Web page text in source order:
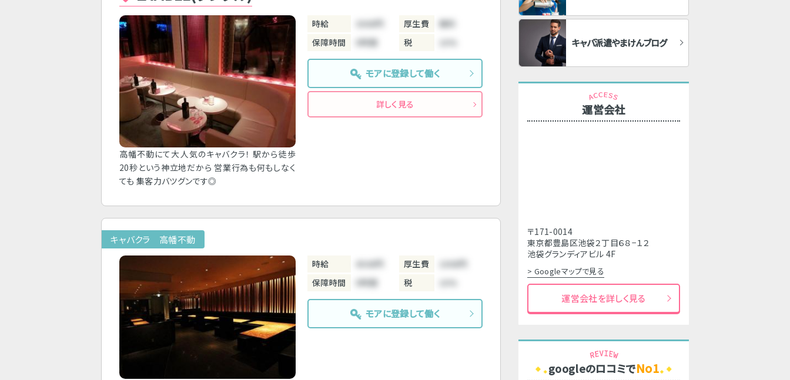
高幡不動にて大人気のキャバクラ！ 駅から徒歩
20秒という神立地だから 営業行為も何もしなく
ても 集客力バツグンです◎
時給 3000円 厚生費
無料
保障時間
5時間 税
モアに登録して働く
詳しく見る
キャバクラ 高幡不動
時給 4500円 厚生費
1000円
保障時間
5時間 税
モアに登録して働く
キャバ派遣やまけんブログ
運営会社
〒171-0014
東京都豊島区池袋２丁目６８−１２
池袋グランディアビル 4F
> Googleマップで見る
運営会社を詳しく見る
googleのロコミでNo1